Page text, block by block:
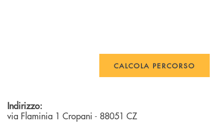
CALCOLA PERCORSO
Indirizzo:
via Flaminia 1 Cropani - 88051 CZ